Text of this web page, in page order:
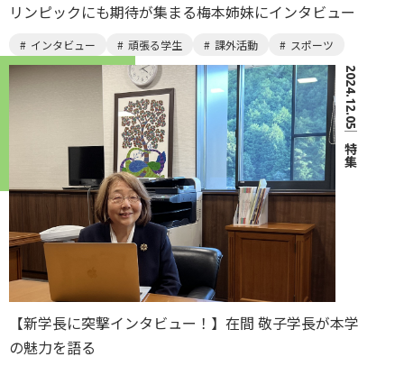
リンピックにも期待が集まる梅本姉妹にインタビュー
インタビュー 頑張る学生 課外活動 スポーツ
2024.12.05
特集
【新学長に突撃インタビュー！】在間 敬子学長が本学
の魅力を語る